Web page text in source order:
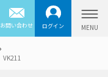
お問い合わせ ログイン
VK211